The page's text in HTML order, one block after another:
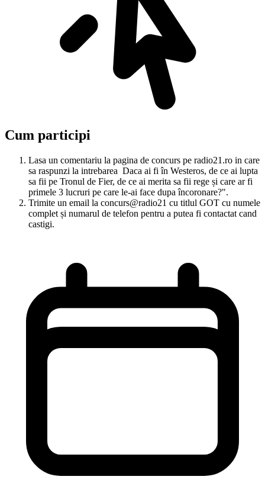
Cum participi
Lasa un comentariu la pagina de concurs pe radio21.ro in care
sa raspunzi la intrebarea Daca ai fi în Westeros, de ce ai lupta
sa fii pe Tronul de Fier, de ce ai merita sa fii rege și care ar fi
primele 3 lucruri pe care le-ai face dupa încoronare?".
Trimite un email la concurs@radio21 cu titlul GOT cu numele
complet și numarul de telefon pentru a putea fi contactat cand
castigi.